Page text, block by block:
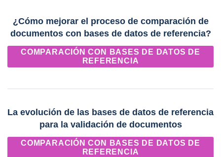
¿Cómo mejorar el proceso de comparación de
documentos con bases de datos de referencia?
COMPARACIÓN CON BASES DE DATOS DE
REFERENCIA
La evolución de las bases de datos de referencia
para la validación de documentos
COMPARACIÓN CON BASES DE DATOS DE
REFERENCIA